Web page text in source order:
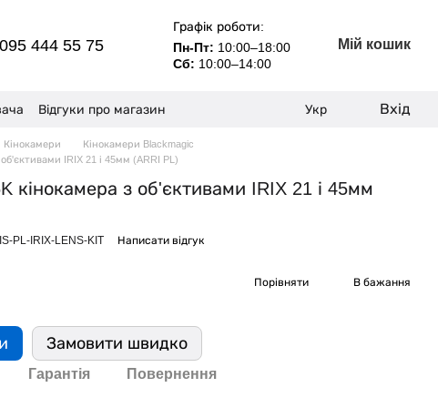
095 444 55 75
Графік роботи:
Пн-Пт: 10:00–18:00
Сб: 10:00–14:00
Мій кошик
Відгуки про магазин Укр Вхід
Кінокамери
Кінокамери Blackmagic
IRIX 21 і 45мм (ARRI PL)
кінокамера з об'єктивами IRIX 21 і 45мм
PL-IRIX-LENS-KIT Написати відгук
Порівняти В бажання
Замовити швидко
Гарантія Повернення